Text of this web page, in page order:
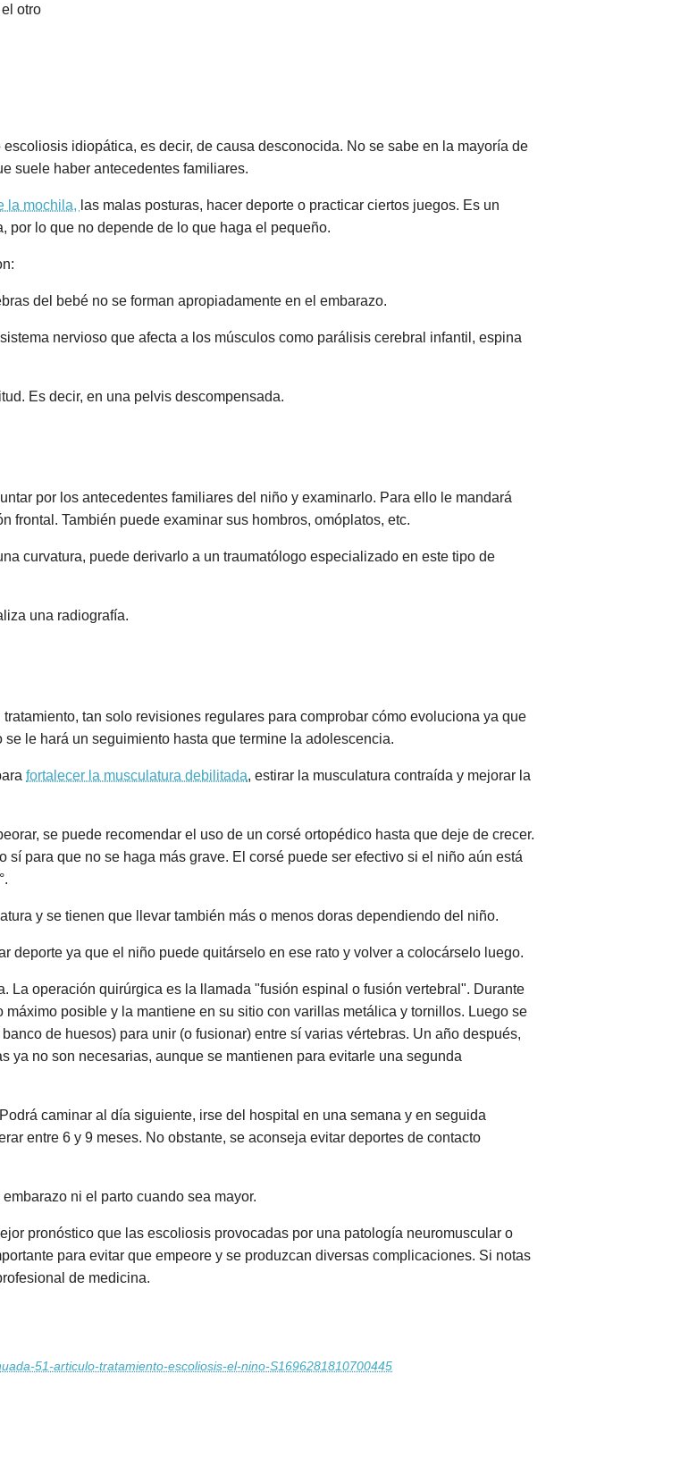
otro
idiopática, es decir, de causa desconocida. No se sabe en la mayoría de
suele haber antecedentes familiares.
la mochila, las malas posturas, hacer deporte o practicar ciertos juegos. Es un
por lo que no depende de lo que haga el pequeño.
del bebé no se forman apropiadamente en el embarazo.
nervioso que afecta a los músculos como parálisis cerebral infantil, espina
Es decir, en una pelvis descompensada.
por los antecedentes familiares del niño y examinarlo. Para ello le mandará
frontal. También puede examinar sus hombros, omóplatos, etc.
curvatura, puede derivarlo a un traumatólogo especializado en este tipo de
una radiografía.
tan solo revisiones regulares para comprobar cómo evoluciona ya que
le hará un seguimiento hasta que termine la adolescencia.
fortalecer la musculatura debilitada, estirar la musculatura contraída y mejorar la
se puede recomendar el uso de un corsé ortopédico hasta que deje de crecer.
sí para que no se haga más grave. El corsé puede ser efectivo si el niño aún está
y se tienen que llevar también más o menos doras dependiendo del niño.
deporte ya que el niño puede quitárselo en ese rato y volver a colocárselo luego.
La operación quirúrgica es la llamada "fusión espinal o fusión vertebral". Durante
posible y la mantiene en su sitio con varillas metálica y tornillos. Luego se
de huesos) para unir (o fusionar) entre sí varias vértebras. Un año después,
ya no son necesarias, aunque se mantienen para evitarle una segunda
caminar al día siguiente, irse del hospital en una semana y en seguida
entre 6 y 9 meses. No obstante, se aconseja evitar deportes de contacto
ni el parto cuando sea mayor.
pronóstico que las escoliosis provocadas por una patología neuromuscular o
para evitar que empeore y se produzcan diversas complicaciones. Si notas
de medicina.
51-articulo-tratamiento-escoliosis-el-nino-S1696281810700445